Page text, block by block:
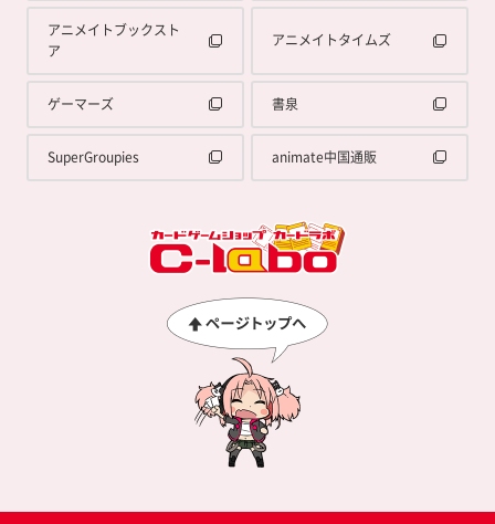
アニメイトブックスト
ア
アニメイトタイムズ
ゲーマーズ 書泉
SuperGroupies animate中国通販